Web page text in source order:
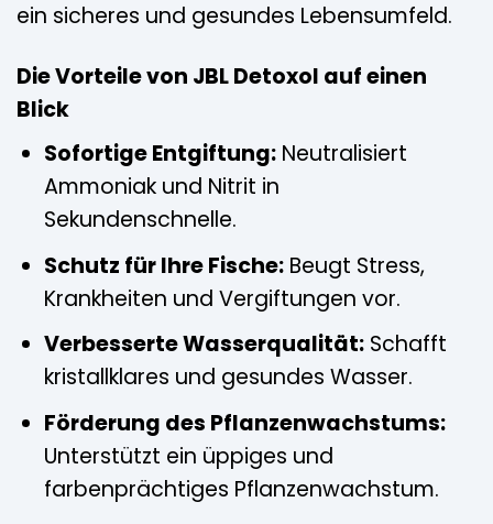
ein sicheres und gesundes Lebensumfeld.
Die Vorteile von JBL Detoxol auf einen
Blick
Sofortige Entgiftung:Neutralisiert
Ammoniak und Nitrit in
Sekundenschnelle.
Schutz für Ihre Fische:Beugt Stress,
Krankheiten und Vergiftungen vor.
Verbesserte Wasserqualität:Schafft
kristallklares und gesundes Wasser.
Förderung des Pflanzenwachstums:
Unterstützt ein üppiges und
farbenprächtiges Pflanzenwachstum.